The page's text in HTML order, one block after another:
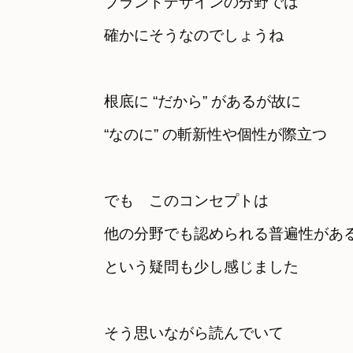
根底に “だから” があるが故に
“なのに” の斬新性や個性が際立つ
でも　このコンセプトは
他の分野でも認められる普遍性があ
という疑問も少し感じました
そう思いながら読んでいて